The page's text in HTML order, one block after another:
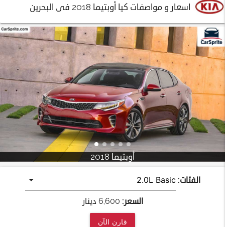
اسعار و مواصفات كيا أوبتيما 2018 فى البحرين
أوبتيما 2018
الفئات:
السعر: 6,600 دينار
قارن الآن